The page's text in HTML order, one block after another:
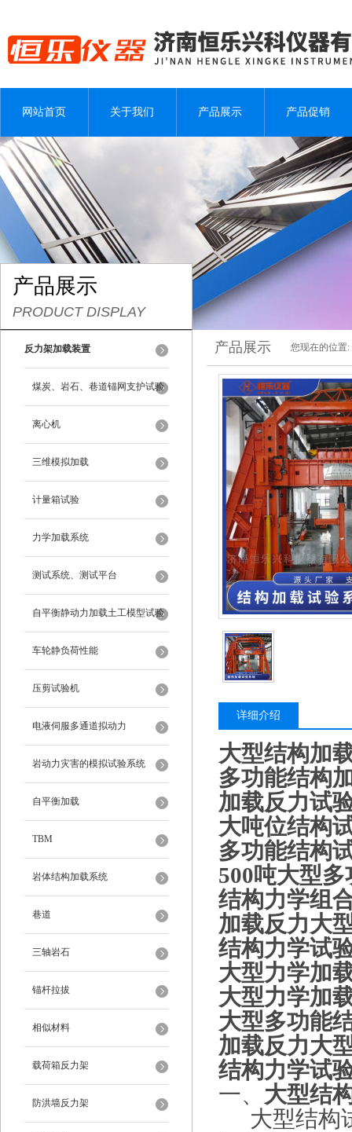
网站首页 关于我们 产品展示 产品促销
产品展示
PRODUCT DISPLAY
反力架加载装置
煤炭、岩石、巷道锚网支护试验
离心机
三维模拟加载
计量箱试验
力学加载系统
测试系统、测试平台
自平衡静动力加载土工模型试验
系统
车轮静负荷性能
压剪试验机
电液伺服多通道拟动力
岩动力灾害的模拟试验系统
自平衡加载
TBM
岩体结构加载系统
巷道
三轴岩石
锚杆拉拔
相似材料
载荷箱反力架
防洪墙反力架
产品展示 您现在的位置:
详细介绍
大型结构加
多功能结构
加载反力试
大吨位结构
多功能结构
500吨大型
结构力学组
加载反力大
结构力学试
大型力学加
大型力学加
大型多功能
加载反力大
结构力学试
一、 大型结
大型结构